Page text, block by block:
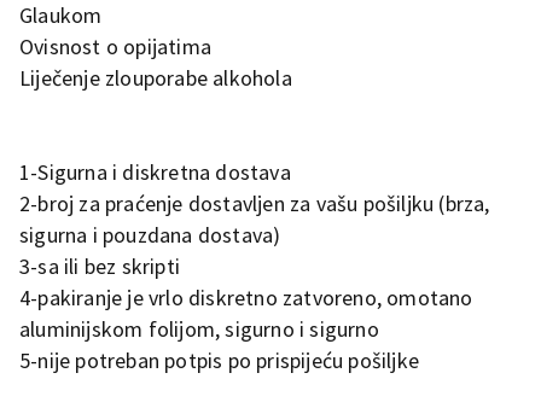
Glaukom
Ovisnost o opijatima
Liječenje zlouporabe alkohola
1-Sigurna i diskretna dostava
2-broj za praćenje dostavljen za vašu pošiljku (brza,
sigurna i pouzdana dostava)
3-sa ili bez skripti
4-pakiranje je vrlo diskretno zatvoreno, omotano
aluminijskom folijom, sigurno i sigurno
5-nije potreban potpis po prispijeću pošiljke